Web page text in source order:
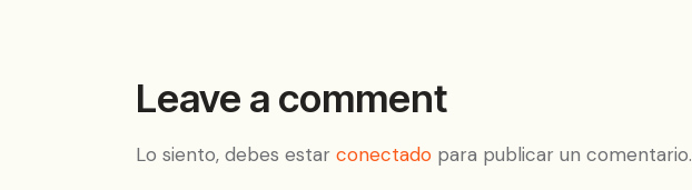
Leave a comment
Lo siento, debes estar conectado para publicar un comentario.